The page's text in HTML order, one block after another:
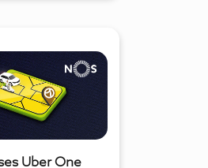
Uber One